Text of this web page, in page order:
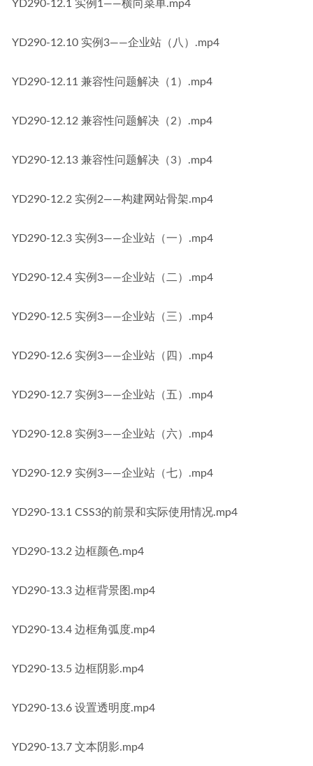
YD290-12.1 实例1——横向菜单.mp4
YD290-12.10 实例3——企业站（八）.mp4
YD290-12.11 兼容性问题解决（1）.mp4
YD290-12.12 兼容性问题解决（2）.mp4
YD290-12.13 兼容性问题解决（3）.mp4
YD290-12.2 实例2——构建网站骨架.mp4
YD290-12.3 实例3——企业站（一）.mp4
YD290-12.4 实例3——企业站（二）.mp4
YD290-12.5 实例3——企业站（三）.mp4
YD290-12.6 实例3——企业站（四）.mp4
YD290-12.7 实例3——企业站（五）.mp4
YD290-12.8 实例3——企业站（六）.mp4
YD290-12.9 实例3——企业站（七）.mp4
YD290-13.1 CSS3的前景和实际使用情况.mp4
YD290-13.2 边框颜色.mp4
YD290-13.3 边框背景图.mp4
YD290-13.4 边框角弧度.mp4
YD290-13.5 边框阴影.mp4
YD290-13.6 设置透明度.mp4
YD290-13.7 文本阴影.mp4